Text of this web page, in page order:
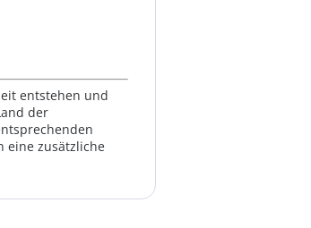
entstehen und
der
eine zusätzliche